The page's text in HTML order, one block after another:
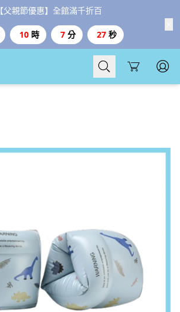
【父親節優惠】全館滿千折百
10 時 7 分 26 秒
Cart